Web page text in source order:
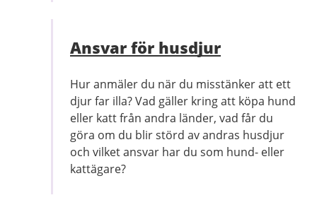
Ansvar för husdjur
Hur anmäler du när du misstänker att ett
djur far illa? Vad gäller kring att köpa hund
eller katt från andra länder, vad får du
göra om du blir störd av andras husdjur
och vilket ansvar har du som hund- eller
kattägare?